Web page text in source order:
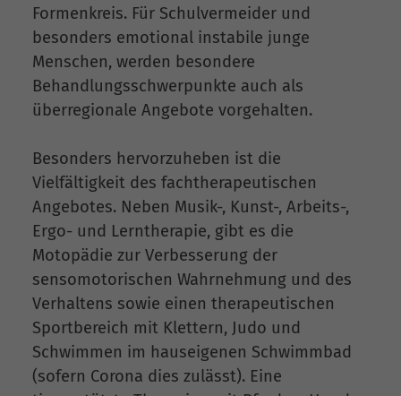
Formenkreis. Für Schulvermeider und
besonders emotional instabile junge
Menschen, werden besondere
Behandlungsschwerpunkte auch als
überregionale Angebote vorgehalten.
Besonders hervorzuheben ist die
Vielfältigkeit des fachtherapeutischen
Angebotes. Neben Musik-, Kunst-, Arbeits-,
Ergo- und Lerntherapie, gibt es die
Motopädie zur Verbesserung der
sensomotorischen Wahrnehmung und des
Verhaltens sowie einen therapeutischen
Sportbereich mit Klettern, Judo und
Schwimmen im hauseigenen Schwimmbad
(sofern Corona dies zulässt). Eine